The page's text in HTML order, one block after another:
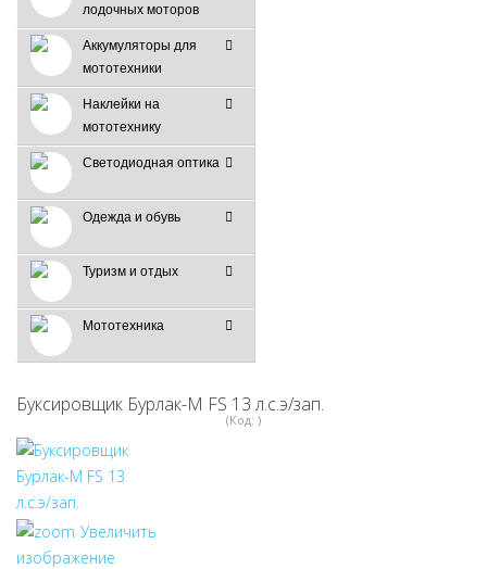
лодочных моторов
Аккумуляторы для
мототехники
Наклейки на
мототехнику
Светодиодная оптика
Одежда и обувь
Туризм и отдых
Мототехника
Буксировщик Бурлак-М FS 13 л.с.э/зап.
(Код: )
Увеличить
изображение